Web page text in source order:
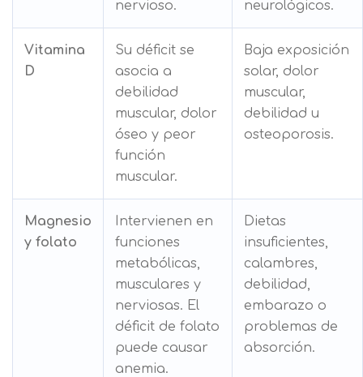
nervioso. neurológicos.
Vitamina
D
Su déficit se
asocia a
debilidad
muscular, dolor
óseo y peor
función
muscular.
Baja exposición
solar, dolor
muscular,
debilidad u
osteoporosis.
Magnesio
y folato
Intervienen en
funciones
metabólicas,
musculares y
nerviosas. El
déficit de folato
puede causar
anemia.
Dietas
insuficientes,
calambres,
debilidad,
embarazo o
problemas de
absorción.